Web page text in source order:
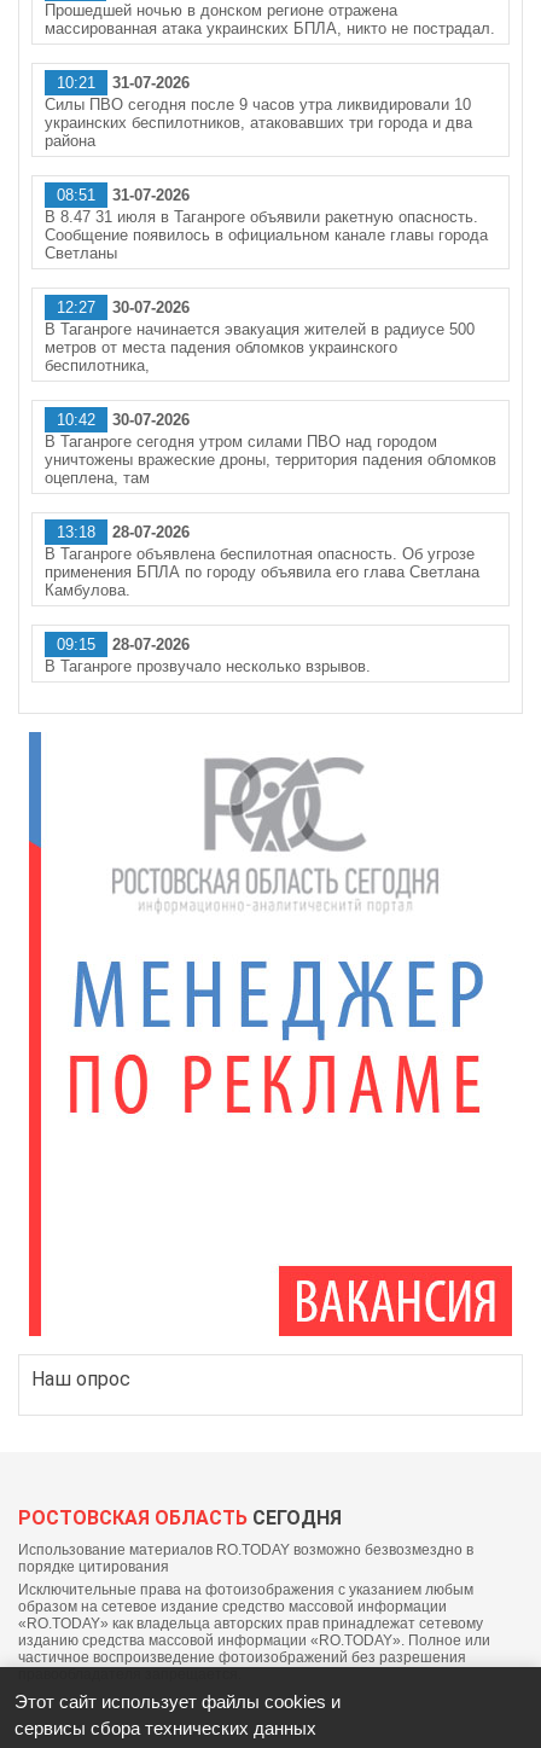
Прошедшей ночью в донском регионе отражена
массированная атака украинских БПЛА, никто не пострадал.
10:21
31-07-2026
Силы ПВО сегодня после 9 часов утра ликвидировали 10
украинских беспилотников, атаковавших три города и два
района
08:51
31-07-2026
В 8.47 31 июля в Таганроге объявили ракетную опасность.
Сообщение появилось в официальном канале главы города
Светланы
12:27
30-07-2026
В Таганроге начинается эвакуация жителей в радиусе 500
метров от места падения обломков украинского
беспилотника,
10:42
30-07-2026
В Таганроге сегодня утром силами ПВО над городом
уничтожены вражеские дроны, территория падения обломков
оцеплена, там
13:18
28-07-2026
В Таганроге объявлена беспилотная опасность. Об угрозе
применения БПЛА по городу объявила его глава Светлана
Камбулова.
09:15
28-07-2026
В Таганроге прозвучало несколько взрывов.
Наш опрос
РОСТОВСКАЯ ОБЛАСТЬ СЕГОДНЯ
Использование материалов RO.TODAY возможно безвозмездно в
порядке цитирования
Исключительные права на фотоизображения с указанием любым
образом на сетевое издание средство массовой информации
«RO.TODAY» как владельца авторских прав принадлежат сетевому
изданию средства массовой информации «RO.TODAY». Полное или
частичное воспроизведение фотоизображений без разрешения
Этот сайт использует файлы cookies и
сервисы сбора технических данных